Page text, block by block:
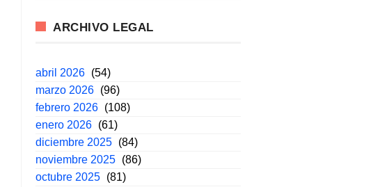
ARCHIVO LEGAL
abril 2026 (54)
marzo 2026 (96)
febrero 2026 (108)
enero 2026 (61)
diciembre 2025 (84)
noviembre 2025 (86)
octubre 2025 (81)